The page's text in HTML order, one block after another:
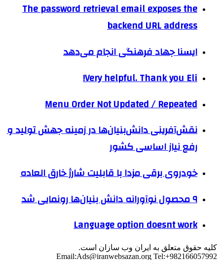
The password retrieval email exposes the
backend URL address
ایسنا جهاد فرهنگی انجام می‌دهد
Very helpful. Thank you Eli!
Menu Order Not Updated / Repeated
نقش‌آفرینی دانش‌بنیان‌ها در زمینه جهش تولید و
رفع نیاز اساسی کشور
خودروی برقی مزدا با قابلیت شارژ خارق العاده
۹ محصول نوآورانه دانش بنیان‌ها رونمایی شد
Language option doesnt work
کلیه حقوق متعلق به ایران وب سازان است.
Email:Ads@iranwebsazan.org Tel:+982166057992